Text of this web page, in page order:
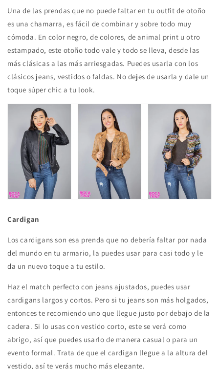
Una de las prendas que no puede faltar en tu outfit de otoño
es una chamarra, es fácil de combinar y sobre todo muy
cómoda. En color negro, de colores, de animal print u otro
estampado, este otoño todo vale y todo se lleva, desde las
más clásicas a las más arriesgadas. Puedes usarla con los
clásicos jeans, vestidos o faldas. No dejes de usarla y dale un
toque súper chic a tu look.
Cardigan
Los cardigans son esa prenda que no debería faltar por nada
del mundo en tu armario, la puedes usar para casi todo y le
da un nuevo toque a tu estilo.
Haz el match perfecto con jeans ajustados, puedes usar
cardigans largos y cortos. Pero si tu jeans son más holgados,
entonces te recomiendo uno que llegue justo por debajo de la
cadera. Si lo usas con vestido corto, este se verá como
abrigo, así que puedes usarlo de manera casual o para un
evento formal. Trata de que el cardigan llegue a la altura del
vestido, así te verás mucho más elegante.